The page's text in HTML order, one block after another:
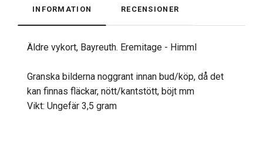
INFORMATION RECENSIONER
Äldre vykort, Bayreuth. Eremitage - Himml
Granska bilderna noggrant innan bud/köp, då det
kan finnas fläckar, nött/kantstött, böjt mm
Vikt: Ungefär 3,5 gram